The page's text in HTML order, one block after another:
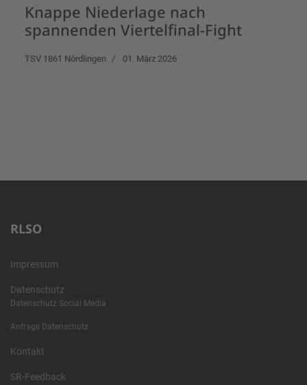
Knappe Niederlage nach
spannenden Viertelfinal-Fight
TSV 1861 Nördlingen 01. März 2026
RLSO
Impressum
Datenschutz
Datenschutz Social Media
Anfrage Datenschutz
Kontakt
SR-Feedback